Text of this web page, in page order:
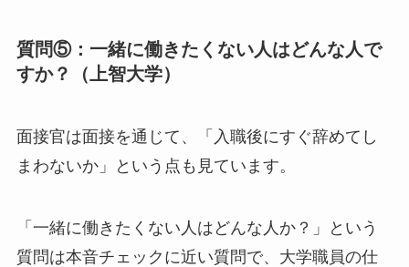
質問⑤：一緒に働きたくない人はどんな人で
すか？（上智大学）
面接官は面接を通じて、「入職後にすぐ辞めてし
まわないか」という点も見ています。
「一緒に働きたくない人はどんな人か？」という
質問は本音チェックに近い質問で、大学職員の仕